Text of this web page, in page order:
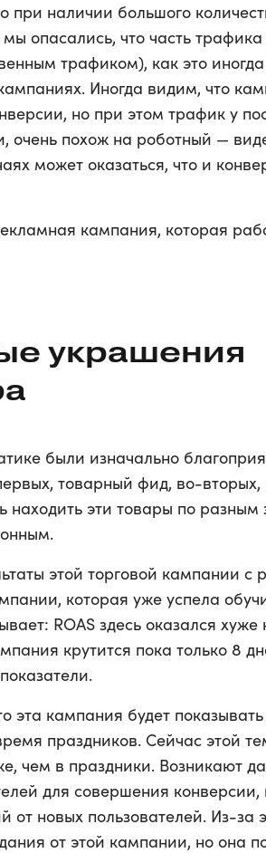
при наличии большого
опасались, что часть
трафиком), как это
Иногда видим, что
но при этом трафик у
очень похож на роботный —
может оказаться, что и
кампания, которая
украшения
были изначально
товарный фид, во-вторых,
находить эти товары по
этой торговой кампании с
которая уже успела
ROAS здесь оказался
крутится пока только 8
эта кампания будет
праздников. Сейчас этой
чем в праздники. Возникают
для совершения
от новых пользователей. Из-за
от этой кампании, но она